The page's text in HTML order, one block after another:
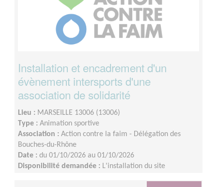
Installation et encadrement d'un
évènement intersports d'une
association de solidarité
Lieu : MARSEILLE 13006 (13006)
Type : Animation sportive
Association : Action contre la faim - Délégation des
Bouches-du-Rhône
Date : du 01/10/2026 au 01/10/2026
Disponibilité demandée : L'installation du site